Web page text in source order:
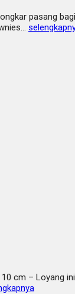
pasang
cm – Loyang